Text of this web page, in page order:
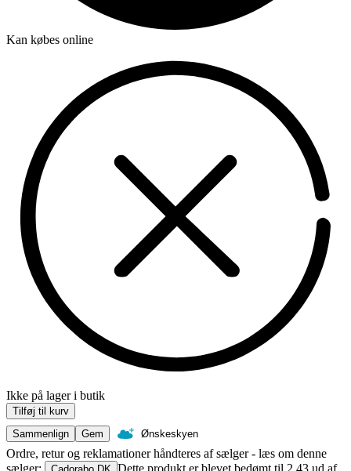
Kan købes online
Ikke på lager i butik
Tilføj til kurv
Sammenlign
Gem Ønskeskyen
Ordre, retur og reklamationer håndteres af sælger - læs om denne